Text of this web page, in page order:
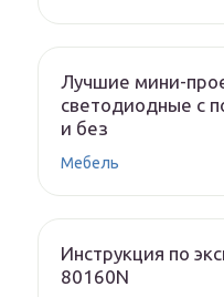
Лучшие мини-
светодиодные с
и без
Мебель
Инструкция по
80160N